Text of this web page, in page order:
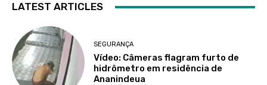
LATEST ARTICLES
SEGURANÇA
Vídeo: Câmeras flagram furto de
hidrômetro em residência de
Ananindeua